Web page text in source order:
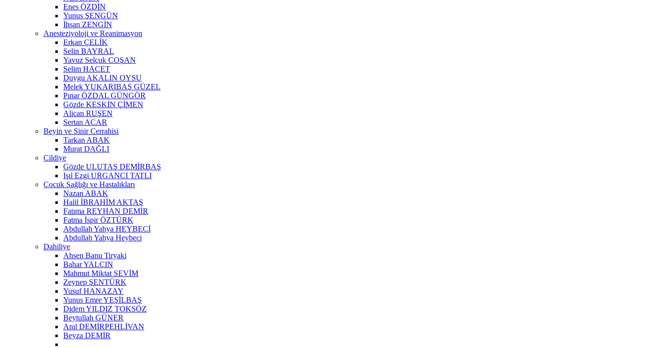
Enes ÖZDİN
Yunus ŞENGÜN
İhsan ZENGİN
Anesteziyoloji ve Reanimasyon
Erkan ÇELİK
Selin BAYRAL
Yavuz Selçuk COŞAN
Selim HACET
Duygu AKALIN OYSU
Melek YUKARIBAŞ GÜZEL
Pınar ÖZDAL GÜNGÖR
Gözde KESKİN ÇİMEN
Alican RUŞEN
Sertan ACAR
Beyin ve Sinir Cerrahisi
Tarkan ABAK
Murat DAĞLI
Cildiye
Gözde ULUTAŞ DEMİRBAŞ
Işıl Ezgi URGANCI TATLI
Çocuk Sağlığı ve Hastalıkları
Nazan ABAK
Halil İBRAHİM AKTAŞ
Fatıma REYHAN DEMİR
Fatma İspir ÖZTÜRK
Abdullah Yahya HEYBECİ
Abdullah Yahya Heybeci
Dahiliye
Ahsen Banu Tiryaki
Bahar YALÇIN
Mahmut Miktat SEVİM
Zeynep ŞENTÜRK
Yusuf HANAZAY
Yunus Emre YEŞİLBAŞ
Didem YILDIZ TOKSÖZ
Beytullah GÜNER
Anıl DEMİRPEHLİVAN
Beyza DEMİR